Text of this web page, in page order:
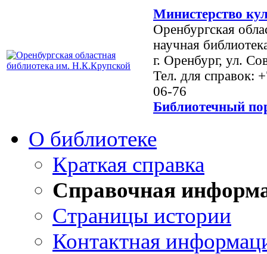
Министерство
Оренбургская
научная
г. Оренбург, ул.
Тел. для справок:
06-76
Библиотечный
О библиотеке
Краткая справка
Справочная
Страницы истории
Контактная